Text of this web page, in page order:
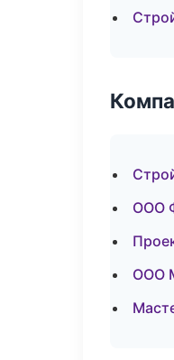
ООО
ООО